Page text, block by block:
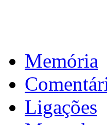
Memória
Ligações